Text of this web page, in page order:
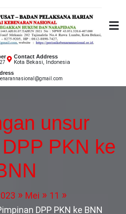
Contact Address
Kota Bekasi, Indonesia
unsur
PKN ke
Mei
11
DPP PKN ke BNN